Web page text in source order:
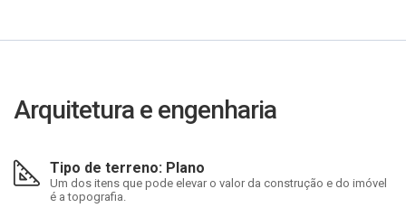
Arquitetura e engenharia
Tipo de terreno: Plano
Um dos itens que pode elevar o valor da construção e do imóvel
é a topografia.